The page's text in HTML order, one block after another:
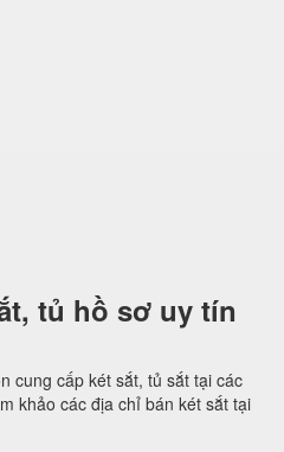
tủ hồ sơ uy tín
cung cấp két sắt, tủ sắt tại các
khảo các địa chỉ bán két sắt tại